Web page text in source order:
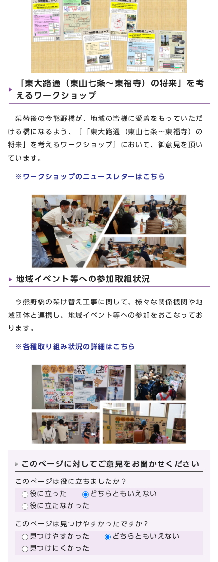
「東大路通（東山七条～東福寺）の将来」を考
えるワークショップ
架替後の今熊野橋が、地域の皆様に愛着をもっていただ
ける橋になるよう、『「東大路通（東山七条～東福寺）の
将来」を考えるワークショップ』において、御意見を頂い
ています。
※ワークショップのニュースレターはこちら
地域イベント等への参加取組状況
今熊野橋の架け替え工事に関して、様々な関係機関や地
域団体と連携し、地域イベント等への参加をおこなってお
ります。
※各種取り組み状況の詳細はこちら
このページに対してご意見をお聞かせください
このページは役に立ちましたか？
役に立った
どちらともいえない
役に立たなかった
このページは見つけやすかったですか？
見つけやすかった
どちらともいえない
見つけにくかった